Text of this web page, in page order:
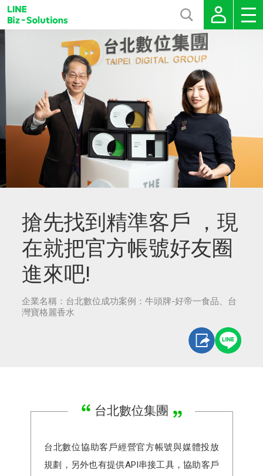
搶先找到精準客戶 ，現
在就把官方帳號好友圈
進來吧!
企業名稱：台北數位成功案例：牛頭牌-好帝一食品、台
灣寶格麗香水
台北數位集團
台北數位協助客戶經營官方帳號與媒體投放
規劃，另外也有提供API串接工具，協助客戶